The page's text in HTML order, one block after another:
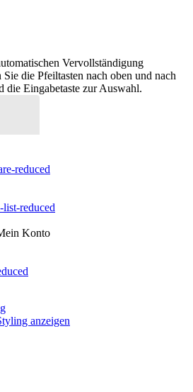
Vervollständigung
die Pfeiltasten nach oben und nach
die Eingabetaste zur Auswahl.
Konto
anzeigen